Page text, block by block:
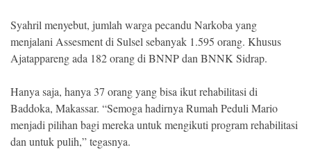
Syahril menyebut, jumlah warga pecandu Narkoba yang
menjalani Assesment di Sulsel sebanyak 1.595 orang. Khusus
Ajatappareng ada 182 orang di BNNP dan BNNK Sidrap.
Hanya saja, hanya 37 orang yang bisa ikut rehabilitasi di
Baddoka, Makassar. “Semoga hadirnya Rumah Peduli Mario
menjadi pilihan bagi mereka untuk mengikuti program rehabilitasi
dan untuk pulih,” tegasnya.